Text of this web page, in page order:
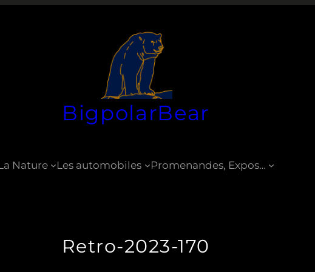
BigpolarBear
Nature Les automobiles Promenandes, Expos…
Retro-2023-170